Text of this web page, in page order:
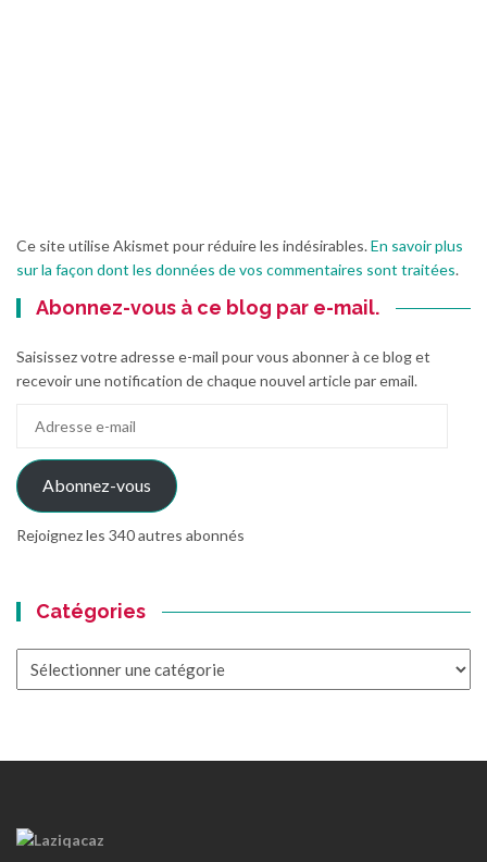
Ce site utilise Akismet pour réduire les indésirables.En savoir plus
sur la façon dont les données de vos commentaires sont traitées.
Abonnez-vous à ce blog par e-mail.
Saisissez votre adresse e-mail pour vous abonner à ce blog et
recevoir une notification de chaque nouvel article par email.
mail
Abonnez-vous
Rejoignez les 340 autres abonnés
Catégories